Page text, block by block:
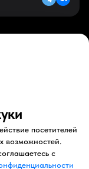
посетителей
возможностей.
с